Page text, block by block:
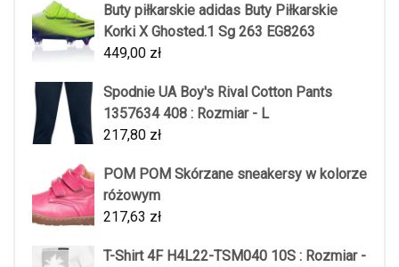
Buty piłkarskie adidas Buty Piłkarskie
Korki X Ghosted.1 Sg 263 EG8263
449,00 zł
Spodnie UA Boy's Rival Cotton Pants
1357634 408 : Rozmiar - L
217,80 zł
POM POM Skórzane sneakersy w kolorze
różowym
217,63 zł
T-Shirt 4F H4L22-TSM040 10S : Rozmiar -